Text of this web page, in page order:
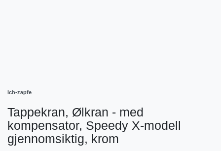
Ich-zapfe
Tappekran, Ølkran - med
kompensator, Speedy X-modell
gjennomsiktig, krom